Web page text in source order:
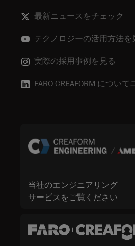
最新ニュースをチェック
テクノロジーの活用方法を
実際の採用事例を見る
FARO CREAFORM につい
当社のエンジニアリング
サービスをご覧ください